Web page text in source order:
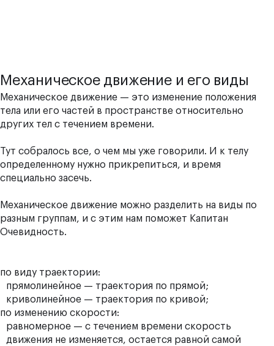
Механическое движение и его виды
Механическое движение — это изменение положения
тела или его частей в пространстве относительно
других тел с течением времени.
Тут собралось все, о чем мы уже говорили. И к телу
определенному нужно прикрепиться, и время
специально засечь.
Механическое движение можно разделить на виды по
разным группам, и с этим нам поможет Капитан
Очевидность.
по виду траектории:
прямолинейное — траектория по прямой;
криволинейное — траектория по кривой;
по изменению скорости:
равномерное — с течением времени скорость
движения не изменяется, остается равной самой